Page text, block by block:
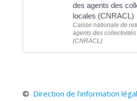
des agents des
locales (CNRACL)
Caisse nationale de
agents des
(CNRACL)
© Direction de l’information